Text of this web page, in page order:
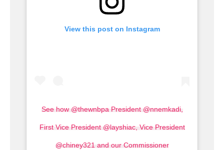
View this post on Instagram
See how @thewnbpa President @nnemkadi,
First Vice President @layshiac, Vice President
@chiney321 and our Commissioner